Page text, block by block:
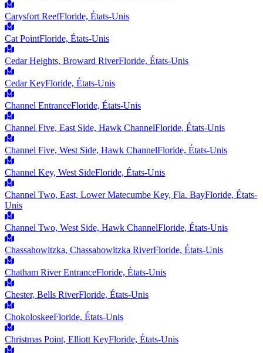
Carysfort ReefFloride, États-Unis
Cat PointFloride, États-Unis
Cedar Heights, Broward RiverFloride, États-Unis
Cedar KeyFloride, États-Unis
Channel EntranceFloride, États-Unis
Channel Five, East Side, Hawk ChannelFloride, États-Unis
Channel Five, West Side, Hawk ChannelFloride, États-Unis
Channel Key, West SideFloride, États-Unis
Channel Two, East, Lower Matecumbe Key, Fla. BayFloride, États-
Unis
Channel Two, West Side, Hawk ChannelFloride, États-Unis
Chassahowitzka, Chassahowitzka RiverFloride, États-Unis
Chatham River EntranceFloride, États-Unis
Chester, Bells RiverFloride, États-Unis
ChokoloskeeFloride, États-Unis
Christmas Point, Elliott KeyFloride, États-Unis